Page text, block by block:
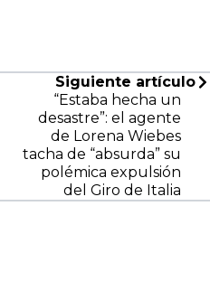
Siguiente artículo
“Estaba hecha un
desastre”: el agente
de Lorena Wiebes
tacha de “absurda” su
polémica expulsión
del Giro de Italia